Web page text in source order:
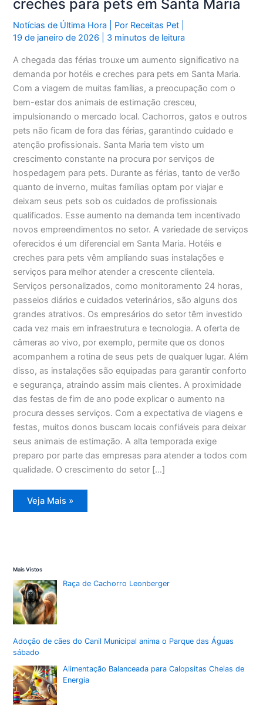
creches para pets em Santa Maria
Notícias de Última Hora | Por Receitas Pet
19 de janeiro de 2026
3 minutos de leitura
A chegada das férias trouxe um aumento significativo na
demanda por hotéis e creches para pets em Santa Maria.
Com a viagem de muitas famílias, a preocupação com o
bem-estar dos animais de estimação cresceu,
impulsionando o mercado local. Cachorros, gatos e outros
pets não ficam de fora das férias, garantindo cuidado e
atenção profissionais. Santa Maria tem visto um
crescimento constante na procura por serviços de
hospedagem para pets. Durante as férias, tanto de verão
quanto de inverno, muitas famílias optam por viajar e
deixam seus pets sob os cuidados de profissionais
qualificados. Esse aumento na demanda tem incentivado
novos empreendimentos no setor. A variedade de serviços
oferecidos é um diferencial em Santa Maria. Hotéis e
creches para pets vêm ampliando suas instalações e
serviços para melhor atender a crescente clientela.
Serviços personalizados, como monitoramento 24 horas,
passeios diários e cuidados veterinários, são alguns dos
grandes atrativos. Os empresários do setor têm investido
cada vez mais em infraestrutura e tecnologia. A oferta de
câmeras ao vivo, por exemplo, permite que os donos
acompanhem a rotina de seus pets de qualquer lugar. Além
disso, as instalações são equipadas para garantir conforto
e segurança, atraindo assim mais clientes. A proximidade
das festas de fim de ano pode explicar o aumento na
procura desses serviços. Com a expectativa de viagens e
festas, muitos donos buscam locais confiáveis para deixar
seus animais de estimação. A alta temporada exige
preparo por parte das empresas para atender a todos com
qualidade. O crescimento do setor […]
Férias
elevam
pets
em
Santa
Maria
Veja Mais »
Mais Vistos
Raça de Cachorro Leonberger
Adoção de cães do Canil Municipal anima o Parque das Águas
sábado
Alimentação Balanceada para Calopsitas Cheias de
Energia